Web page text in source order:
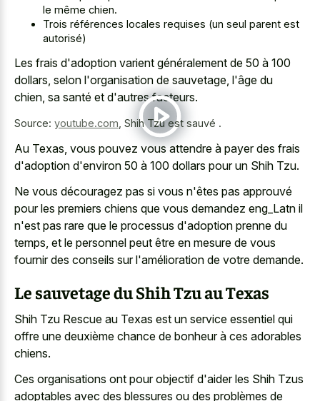
le même chien.
Trois références locales requises (un seul parent est
autorisé)
Les frais d'adoption varient généralement de 50 à 100
dollars, selon l'organisation de sauvetage, l'âge du
chien, sa santé et d'autres facteurs.
Source: youtube.com Shih Tzu est sauvé .
Au Texas, vous pouvez vous attendre à payer des frais
d'adoption d'environ 50 à 100 dollars pour un Shih Tzu.
Ne vous découragez pas si vous n'êtes pas approuvé
pour les premiers chiens que vous demandez eng_Latn il
n'est pas rare que le processus d'adoption prenne du
temps, et le personnel peut être en mesure de vous
fournir des conseils sur l'amélioration de votre demande.
Le sauvetage du Shih Tzu au Texas
Shih Tzu Rescue au Texas est un service essentiel qui
offre une deuxième chance de bonheur à ces adorables
chiens.
Ces organisations ont pour objectif d'aider les Shih Tzus
adoptables avec des blessures ou des problèmes de